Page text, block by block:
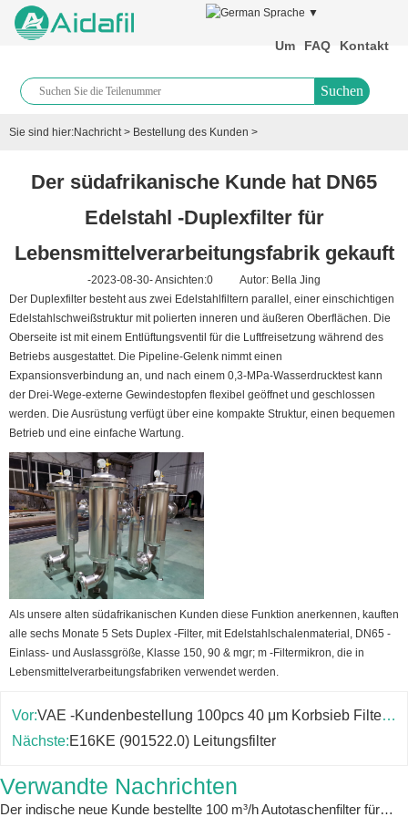
Sprache ▼
Um FAQ Kontakt
Suchen
Sie sind hier:Nachricht> Bestellung des Kunden >
Der südafrikanische Kunde hat DN65
Edelstahl -Duplexfilter für
Lebensmittelverarbeitungsfabrik gekauft
-2023-08-30- Ansichten:0 Autor: Bella Jing
Der Duplexfilter besteht aus zwei Edelstahlfiltern parallel, einer einschichtigen
Edelstahlschweißstruktur mit polierten inneren und äußeren Oberflächen. Die
Oberseite ist mit einem Entlüftungsventil für die Luftfreisetzung während des
Betriebs ausgestattet. Die Pipeline-Gelenk nimmt einen
Expansionsverbindung an, und nach einem 0,3-MPa-Wasserdrucktest kann
der Drei-Wege-externe Gewindestopfen flexibel geöffnet und geschlossen
werden. Die Ausrüstung verfügt über eine kompakte Struktur, einen bequemen
Betrieb und eine einfache Wartung.
Als unsere alten südafrikanischen Kunden diese Funktion anerkennen, kauften
alle sechs Monate 5 Sets Duplex -Filter, mit Edelstahlschalenmaterial, DN65 -
Einlass- und Auslassgröße, Klasse 150, 90 & mgr; m -Filtermikron, die in
Lebensmittelverarbeitungsfabriken verwendet werden.
Vor:VAE -Kundenbestellung 100pcs 40 μm Korbsieb Filterelement für Öl- und Gasfirma
Nächste:E16KE (901522.0) Leitungsfilter
Verwandte Nachrichten
Der indische neue Kunde bestellte 100 m³/h Autotaschenfilter für die Verwendung von Abwasserbehandlungen